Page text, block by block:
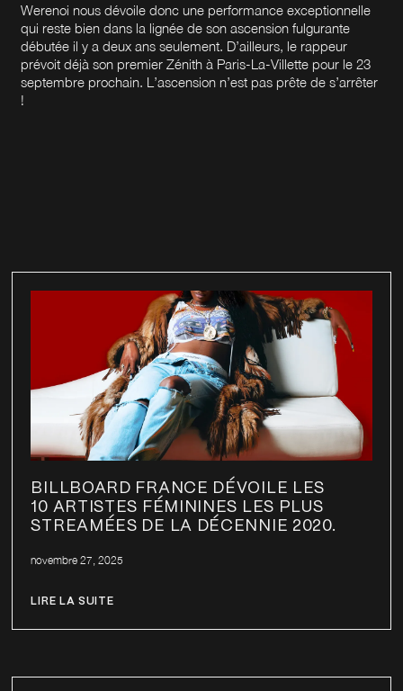
Werenoi nous dévoile donc une performance exceptionnelle
qui reste bien dans la lignée de son ascension fulgurante
débutée il y a deux ans seulement. D’ailleurs, le rappeur
prévoit déjà son premier Zénith à Paris-La-Villette pour le 23
septembre prochain. L’ascension n’est pas prête de s’arrêter
!
BILLBOARD FRANCE DÉVOILE LES
10 ARTISTES FÉMININES LES PLUS
STREAMÉES DE LA DÉCENNIE 2020.
novembre 27, 2025
LIRE LA SUITE